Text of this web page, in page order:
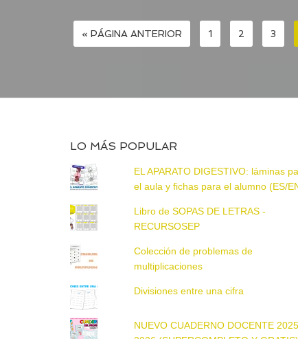
« PÁGINA ANTERIOR 1 2 3
LO MÁS POPULAR
EL APARATO DIGESTIVO: láminas
el aula y fichas para el alumno (ES/
Libro de SOPAS DE LETRAS -
RECURSOSEP
Colección de problemas de
multiplicaciones
Divisiones entre una cifra
NUEVO CUADERNO DOCENTE